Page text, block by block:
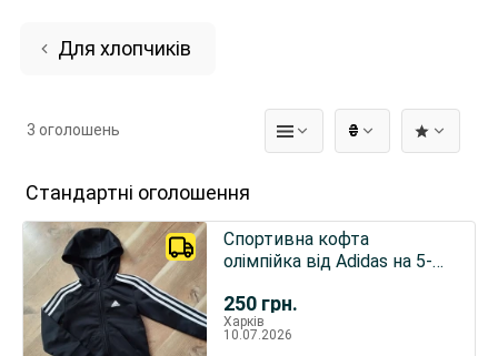
Для хлопчиків
₴
3 оголошень
Стандартні оголошення
250 грн.
Спортивна кофта
олімпійка від Adidas на 5-6
Харків
10.07.2026